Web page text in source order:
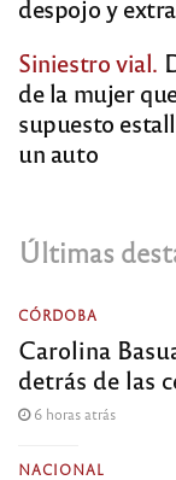
despojo y
Siniestro vial.
de la mujer
supuesto
un auto
Últimas
CÓRDOBA
Carolina
detrás de las
6 horas atrás
NACIONAL